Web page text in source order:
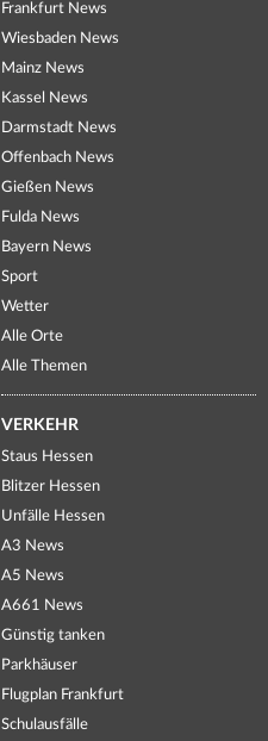
Frankfurt News
Wiesbaden News
Mainz News
Kassel News
Darmstadt News
Offenbach News
Gießen News
Fulda News
Bayern News
Sport
Wetter
Alle Orte
Alle Themen
VERKEHR
Staus Hessen
Blitzer Hessen
Unfälle Hessen
A3 News
A5 News
A661 News
Günstig tanken
Parkhäuser
Flugplan Frankfurt
Schulausfälle